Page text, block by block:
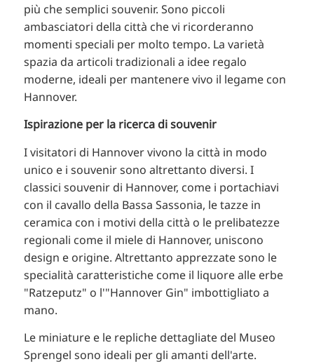
più che semplici souvenir. Sono piccoli
ambasciatori della città che vi ricorderanno
momenti speciali per molto tempo. La varietà
spazia da articoli tradizionali a idee regalo
moderne, ideali per mantenere vivo il legame con
Hannover.
Ispirazione per la ricerca di souvenir
I visitatori di Hannover vivono la città in modo
unico e i souvenir sono altrettanto diversi. I
classici souvenir di Hannover, come i portachiavi
con il cavallo della Bassa Sassonia, le tazze in
ceramica con i motivi della città o le prelibatezze
regionali come il miele di Hannover, uniscono
design e origine. Altrettanto apprezzate sono le
specialità caratteristiche come il liquore alle erbe
"Ratzeputz" o l'"Hannover Gin" imbottigliato a
mano.
Le miniature e le repliche dettagliate del Museo
Sprengel sono ideali per gli amanti dell'arte.